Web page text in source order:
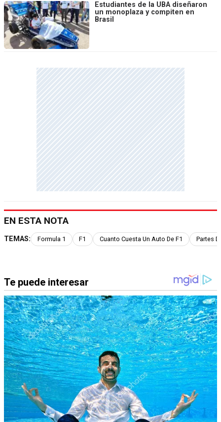
Estudiantes de la UBA diseñaron
un monoplaza y compiten en
Brasil
EN ESTA NOTA
TEMAS: Formula 1 F1 Cuanto Cuesta Un Auto De F1 Partes